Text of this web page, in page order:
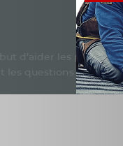
d’aider les
les questions de
de
Lisez